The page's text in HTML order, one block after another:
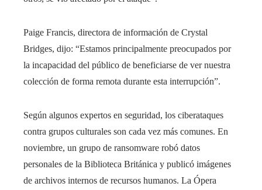
Paige Francis, directora de información de Crystal
Bridges, dijo: “Estamos principalmente preocupados por
la incapacidad del público de beneficiarse de ver nuestra
colección de forma remota durante esta interrupción”.
Según algunos expertos en seguridad, los ciberataques
contra grupos culturales son cada vez más comunes. En
noviembre, un grupo de ransomware robó datos
personales de la Biblioteca Británica y publicó imágenes
de archivos internos de recursos humanos. La Ópera